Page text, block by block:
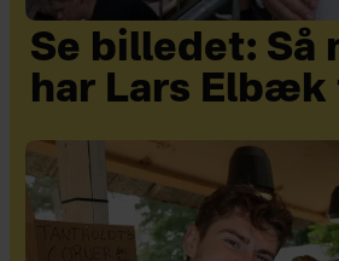
Se billedet: Så
har Lars Elbæk